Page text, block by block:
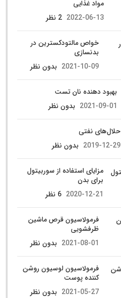
مواد غذایی
2022-06-13 2 نظر
خواص مالتودکسترین در
بدنسازی
2021-10-09 بدون نظر
بهبود دهنده نان تست
2021-09-01 بدون نظر
حلال‌های نفتی
2019-12-29 بدون نظر
مزایای استفاده از سوربیتول
برای بدن
2020-12-21 6 نظر
فرمولاسیون قرص ماشین
ظرفشویی
2021-08-01 بدون نظر
فرمولاسیون لوسیون روشن
کننده پوست
2021-05-27 بدون نظر